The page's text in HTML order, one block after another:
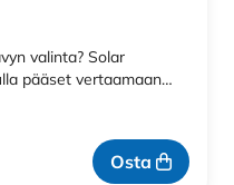
valinta? Solar
pääset vertaamaan…
Osta